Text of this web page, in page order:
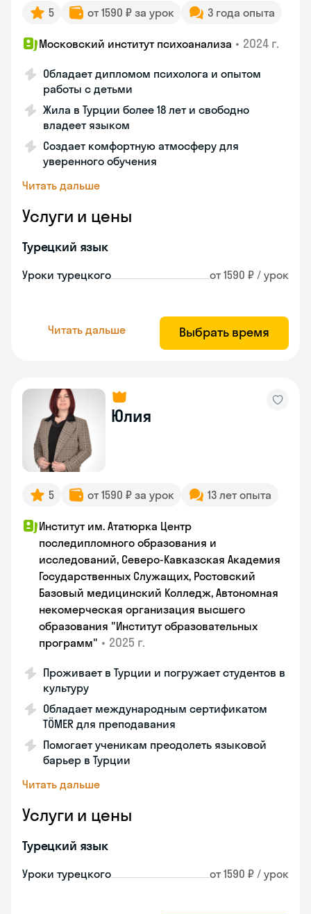
5 от 1590 ₽ за урок 3 года опыта
Московский институт психоанализа • 2024 г.
Обладает дипломом психолога и опытом
работы с детьми
Жила в Турции более 18 лет и свободно
владеет языком
Создает комфортную атмосферу для
уверенного обучения
Читать дальше
Услуги и цены
Турецкий язык
Уроки турецкого от 1590 ₽ / урок
Читать дальше Выбрать время
Юлия
5 от 1590 ₽ за урок 13 лет опыта
Институт им. Ататюрка Центр
последипломного образования и
исследований, Северо-Кавказская Академия
Государственных Служащих, Ростовский
Базовый медицинский Колледж, Автономная
некомерческая организация высшего
образования "Институт образовательных
программ" • 2025 г.
Проживает в Турции и погружает студентов в
культуру
Обладает международным сертификатом
TÖMER для преподавания
Помогает ученикам преодолеть языковой
барьер в Турции
Читать дальше
Услуги и цены
Турецкий язык
Уроки турецкого от 1590 ₽ / урок